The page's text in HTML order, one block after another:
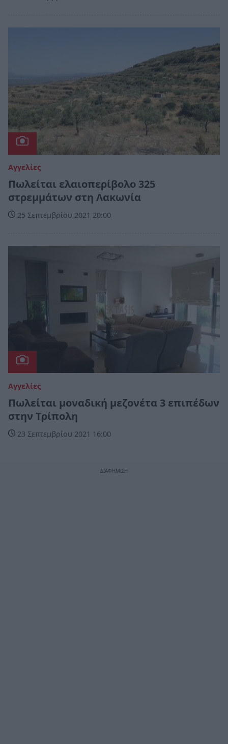
Αγγελίες
Πωλείται ελαιοπερίβολο 325
στρεμμάτων στη Λακωνία
25 Σεπτεμβρίου 2021 20:00
Αγγελίες
Πωλείται μοναδική μεζονέτα 3 επιπέδων
στην Τρίπολη
23 Σεπτεμβρίου 2021 16:00